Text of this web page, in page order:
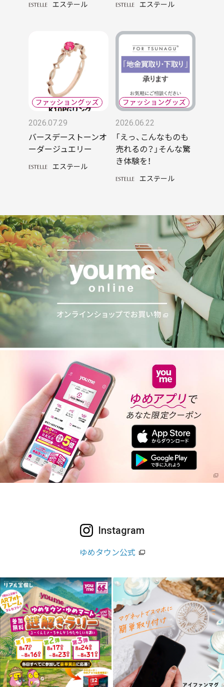
エステール エステール
2026.07.29
バースデーストーンオ
ーダージュエリー
エステール
2026.06.22
「えっ、こんなものも
売れるの？」そんな驚
き体験を！
エステール
Instagram
ゆめタウン公式